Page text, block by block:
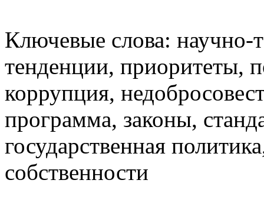
Ключевые слова: научно-
тенденции, приоритеты,
коррупция,
программа, законы,
государственная
собственности